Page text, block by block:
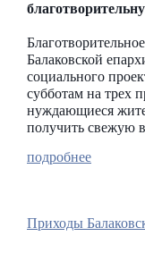
Балаковской
социального
субботам на трех
нуждающиеся
получить свежую
Приходы